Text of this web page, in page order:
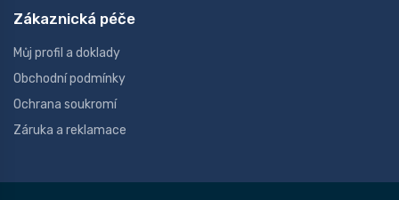
Zákaznická péče
Můj profil a doklady
Obchodní podmínky
Ochrana soukromí
Záruka a reklamace